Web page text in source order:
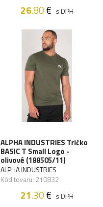
26.80€ s DPH
ALPHA INDUSTRIES Tričko
BASIC T Small Logo -
olivové (188505/11)
ALPHA INDUSTRIES
Kód tovaru: 210832
21.30€ s DPH